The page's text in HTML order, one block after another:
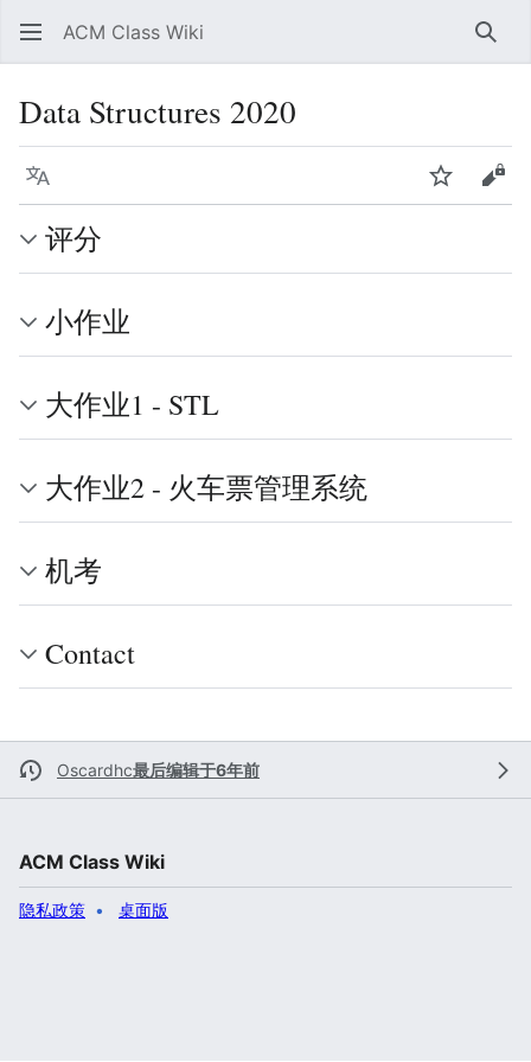
ACM Class Wiki 搜索
Data Structures 2020
语言 监视 查
评分
小作业
大作业1 - STL
大作业2 - 火车票管理系统
机考
Contact
Oscardhc最后编辑于6年前
ACM Class Wiki
隐私政策 桌面版